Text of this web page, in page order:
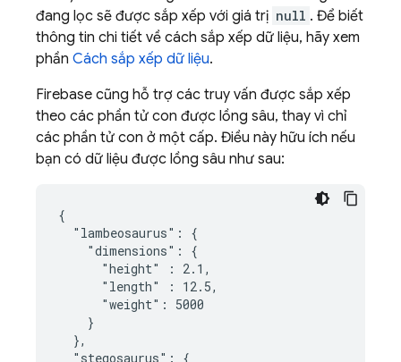
đang lọc sẽ được sắp xếp với giá trị null . Để biết
thông tin chi tiết về cách sắp xếp dữ liệu, hãy xem
phần Cách sắp xếp dữ liệu.
Firebase cũng hỗ trợ các truy vấn được sắp xếp
theo các phần tử con được lồng sâu, thay vì chỉ
các phần tử con ở một cấp. Điều này hữu ích nếu
bạn có dữ liệu được lồng sâu như sau:
{
  "lambeosaurus": {
    "dimensions": {
      "height" : 2.1,
      "length" : 12.5,
      "weight": 5000
    }
  },
  "stegosaurus": {